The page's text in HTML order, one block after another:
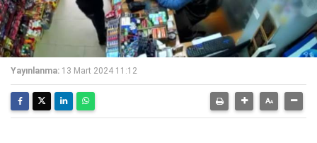
Yayınlanma: 13 Mart 2024 11:12